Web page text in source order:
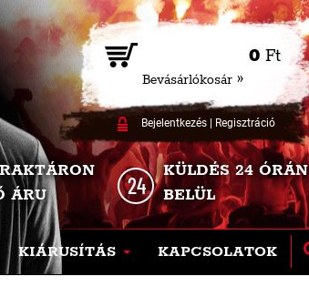
0 Ft
Bevásárlókosár »
Bejelentkezés| Regisztráció
ÁRU
KÜLDÉS 24 ÓRÁN
BELÜL
KIÁRUSÍTÁS KAPCSOLATOK